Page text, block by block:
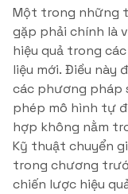
Một trong những
gặp phải chính là
hiệu quả trong
liệu mới. Điều này
các phương pháp
phép mô hình tự
hợp không nằm
Kỹ thuật chuyển
trong chương
chiến lược hiệu